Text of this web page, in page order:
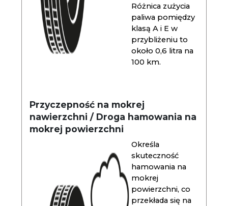
Różnica zużycia
paliwa pomiędzy
klasą A i E w
przybliżeniu to
około 0,6 litra na
100 km.
Przyczepność na mokrej
nawierzchni / Droga hamowania na
mokrej powierzchni
Określa
skuteczność
hamowania na
mokrej
powierzchni, co
przekłada się na